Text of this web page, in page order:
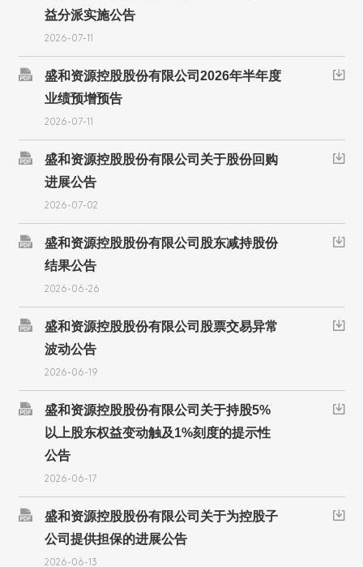
益分派实施公告
2026-07-11

盛和资源控股股份有限公司2026年半年度
业绩预增预告
2026-07-11


盛和资源控股股份有限公司关于股份回购
进展公告
2026-07-02


盛和资源控股股份有限公司股东减持股份
结果公告
2026-06-26


盛和资源控股股份有限公司股票交易异常
波动公告
2026-06-19


盛和资源控股股份有限公司关于持股5%
以上股东权益变动触及1%刻度的提示性
公告
2026-06-17


盛和资源控股股份有限公司关于为控股子
公司提供担保的进展公告
2026-06-13
